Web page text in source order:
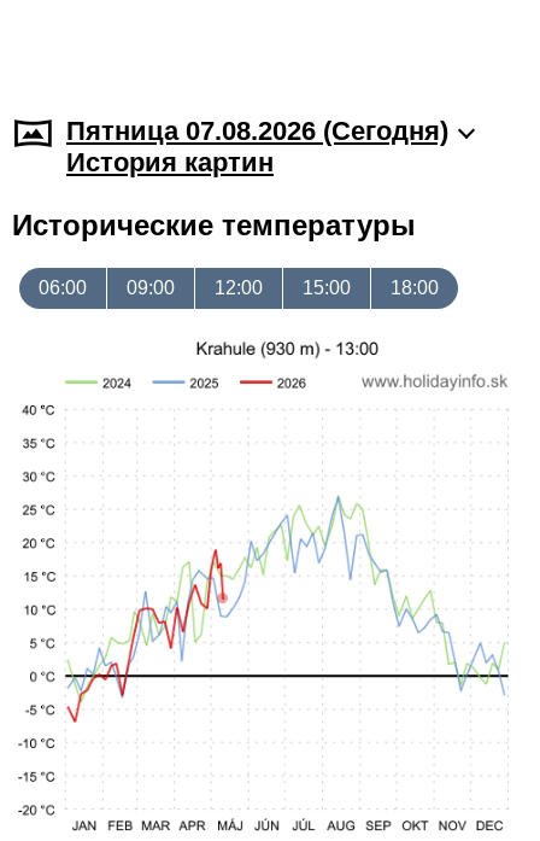
Пятница 07.08.2026 (Cегодня)
История картин
Исторические температуры
06:00 09:00 12:00 15:00 18:00